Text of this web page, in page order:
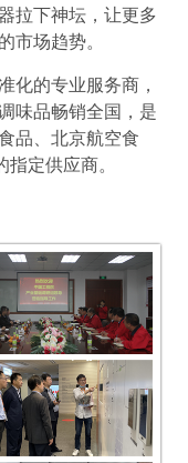
拉下神坛，让更多
市场趋势。
的专业服务商，
味品畅销全国，是
品、北京航空食
定供应商。